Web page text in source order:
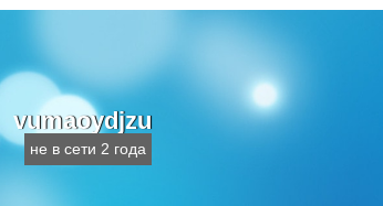
vumaoydjzu
не в сети 2 года